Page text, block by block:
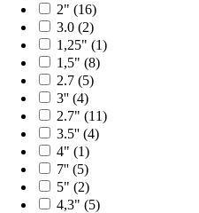
2" (16)
3.0 (2)
1,25" (1)
1,5" (8)
2.7 (5)
3'' (4)
2.7" (11)
3.5'' (4)
4" (1)
7'' (5)
5" (2)
4,3" (5)